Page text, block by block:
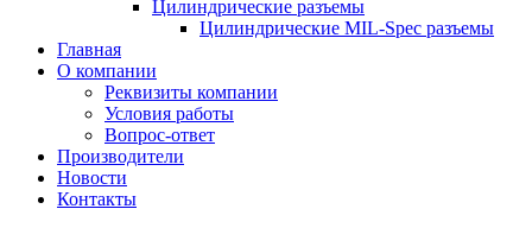
Цилиндрические разъемы
Цилиндрические MIL-Spec разъемы
Главная
О компании
Реквизиты компании
Условия работы
Вопрос-ответ
Производители
Новости
Контакты